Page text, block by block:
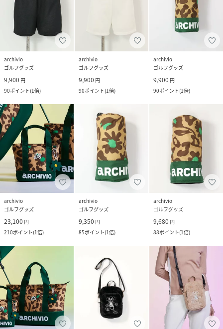
archivio
ゴルフグッズ
9,900 円
90ポイント(1倍)
archivio
ゴルフグッズ
9,900 円
90ポイント(1倍)
archivio
ゴルフグッズ
9,900 円
90ポイント(1倍)
archivio
ゴルフグッズ
23,100 円
210ポイント(1倍)
archivio
ゴルフグッズ
9,350 円
85ポイント(1倍)
archivio
ゴルフグッズ
9,680 円
88ポイント(1倍)